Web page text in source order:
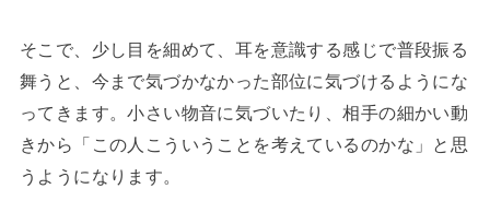
そこで、少し目を細めて、耳を意識する感じで普段振る
舞うと、今まで気づかなかった部位に気づけるようにな
ってきます。小さい物音に気づいたり、相手の細かい動
きから「この人こういうことを考えているのかな」と思
うようになります。